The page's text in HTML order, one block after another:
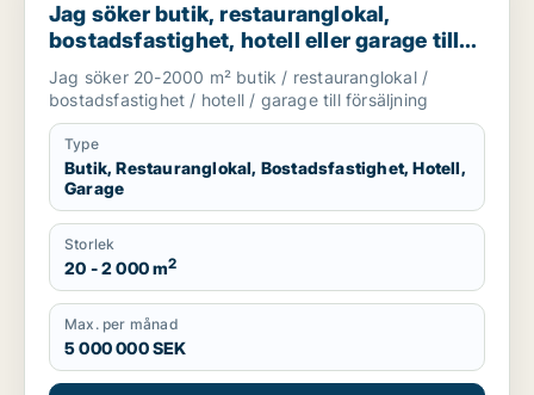
Jag söker butik, restauranglokal,
bostadsfastighet, hotell eller garage till
salu i Stockholms län
Jag söker 20-2000 m² butik / restauranglokal /
bostadsfastighet / hotell / garage till försäljning
Type
Butik, Restauranglokal, Bostadsfastighet, Hotell,
Garage
Storlek
20 - 2 000 m2
Max. per månad
5 000 000 SEK